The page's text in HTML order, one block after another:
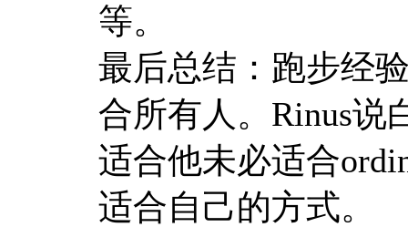
等。
最后总结：跑步经
合所有人。Rinus说
适合他未必适合
适合自己的方式。